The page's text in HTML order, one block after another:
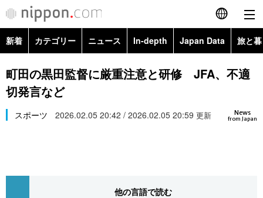
English
简体字
カテゴリー
経済・ビジネス
トップ
In-depth
新着 カテゴリー ニュース In-depth Japan Data 旅と
政治・外交
経済・ビジネス
Topics
町田の黒田監督に厳重注意と研修 JFA、不適
切発言など
News
from Japan
スポーツ 2026.02.05 20:42 / 2026.02.05 20:59 更新
他の言語で読む